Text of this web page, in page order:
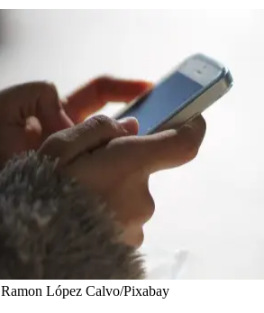
Ramon López Calvo/Pixabay